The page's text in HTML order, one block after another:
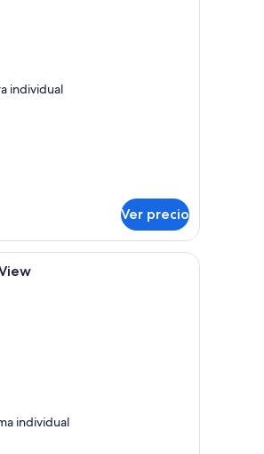
individual
Ver precio
la pared y un armario de madera.
Suite Oceano, Ocean View | Terraza o patio
individual